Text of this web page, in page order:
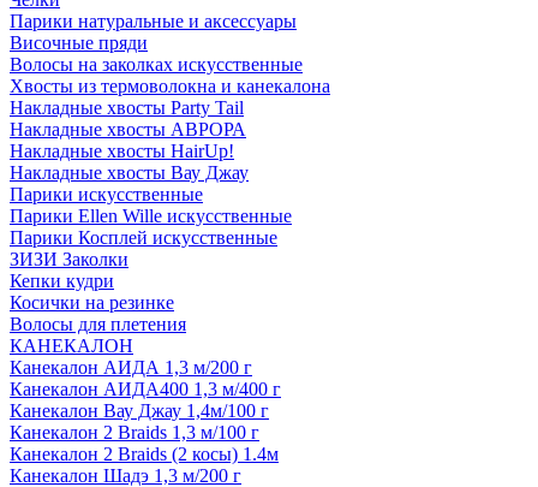
Парики натуральные и аксессуары
Височные пряди
Волосы на заколках искусственные
Хвосты из термоволокна и канекалона
Накладные хвосты Party Tail
Накладные хвосты АВРОРА
Накладные хвосты HairUp!
Накладные хвосты Вау Джау
Парики искусственные
Парики Ellen Wille искусственные
Парики Косплей искусственные
ЗИЗИ Заколки
Кепки кудри
Косички на резинке
Волосы для плетения
КАНЕКАЛОН
Канекалон АИДА 1,3 м/200 г
Канекалон АИДА400 1,3 м/400 г
Канекалон Вау Джау 1,4м/100 г
Канекалон 2 Braids 1,3 м/100 г
Канекалон 2 Braids (2 косы) 1.4м
Канекалон Шадэ 1,3 м/200 г